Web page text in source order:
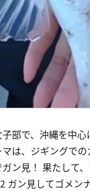
部で、沖縄を中
は、ジギングで
ン見！ 果たして
ガン見してゴメ